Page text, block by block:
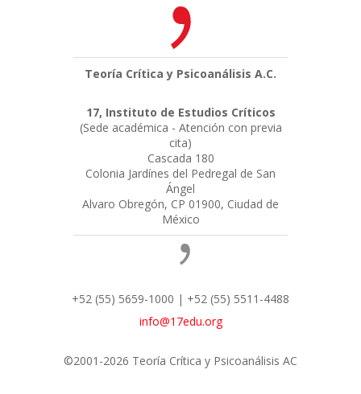
Teoría Crítica y Psicoanálisis A.C.
17, Instituto de Estudios Críticos
(Sede académica - Atención con previa
cita)
Cascada 180
Colonia Jardínes del Pedregal de San
Ángel
Alvaro Obregón, CP 01900, Ciudad de
México
+52 (55) 5659-1000 | +52 (55) 5511-4488
info@17edu.org
©2001-2026 Teoría Crítica y Psicoanálisis AC